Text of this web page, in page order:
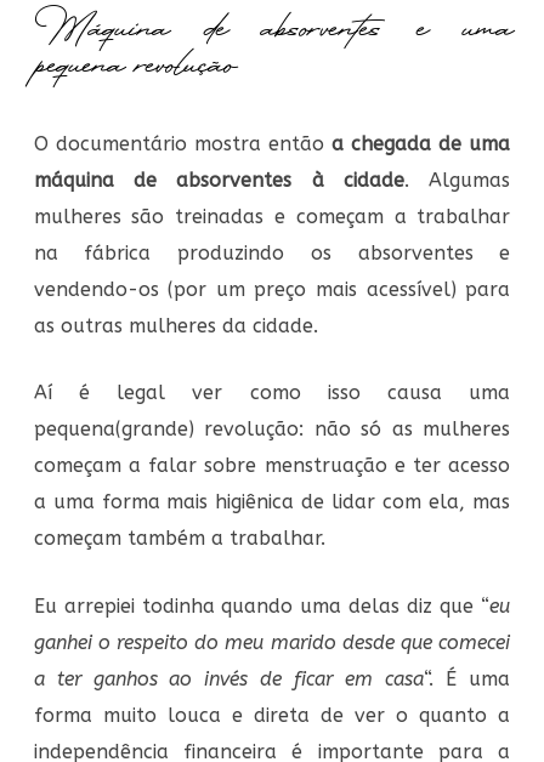
Máquina de absorventes e uma
pequena revolução
O documentário mostra entãoa chegada de uma
máquina de absorventes à cidade. Algumas
mulheres são treinadas e começam a trabalhar
na fábrica produzindo os absorventes e
vendendo-os (por um preço mais acessível) para
as outras mulheres da cidade.
Aí é legal ver como isso causa uma
pequena(grande) revolução: não só as mulheres
começam a falar sobre menstruação e ter acesso
a uma forma mais higiênica de lidar com ela, mas
começam também a trabalhar.
Eu arrepiei todinha quando uma delas diz que “eu
ganhei o respeito do meu marido desde que comecei
a ter ganhos ao invés de ficar em casa“. É uma
forma muito louca e direta de ver o quanto a
independência financeira é importante para a